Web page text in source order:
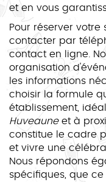
et en vous
Pour réserver votre
contacter par
contact en ligne.
organisation
les informations
choisir la formule
établissement,
Huveauneet à
constitue le cadre
et vivre une
Nous répondons
spécifiques, que